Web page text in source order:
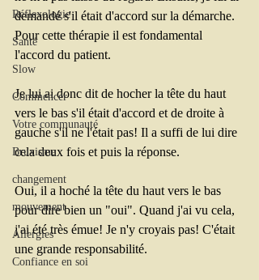
Réflexologie
Santé
Slow
Commencer
Votre communauté
Bruxisme
changement
mouvement
Allergies
Confiance en soi
demandé s'il était d'accord sur la démarche.
Pour cette thérapie il est fondamental
l'accord du patient.
Je lui ai donc dit de hocher la tête du haut
vers le bas s'il était d'accord et de droite à
gauche s'il ne l'était pas! Il a suffi de lui dire
cela deux fois et puis la réponse.
Oui, il a hoché la tête du haut vers le bas
pour dire bien un "oui". Quand j'ai vu cela,
j'ai été très émue! Je n'y croyais pas! C'était
une grande responsabilité.